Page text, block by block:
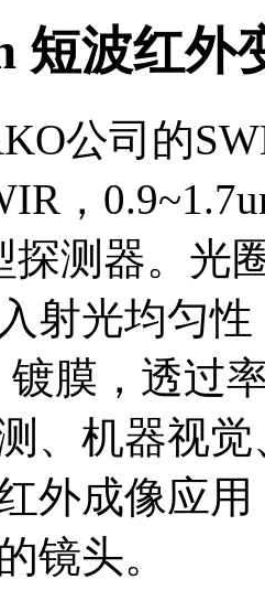
短波红外
公司的
，
探测器。光
射光均匀
膜，透过
、机器视
外成像应
镜头。